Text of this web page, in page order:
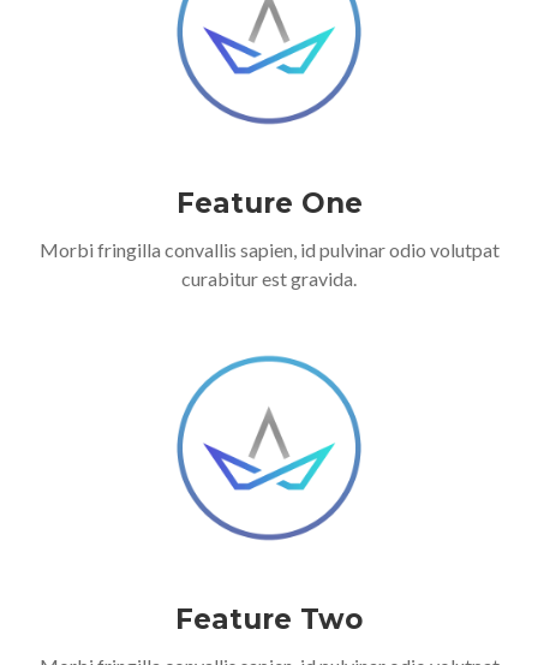
Feature One
Morbi fringilla convallis sapien, id pulvinar odio volutpat
curabitur est gravida.
Feature Two